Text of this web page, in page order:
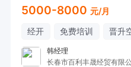
5000-8000 元/月
经开 免费培训 晋升
韩经理
长春市百利丰晟经贸有限